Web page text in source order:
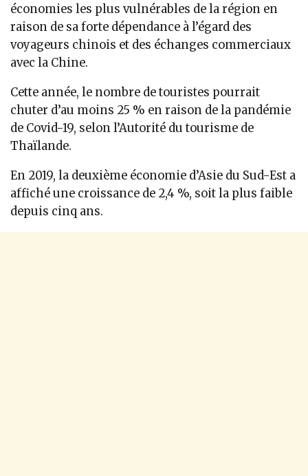
économies les plus vulnérables de la région en
raison de sa forte dépendance à l’égard des
voyageurs chinois et des échanges commerciaux
avec la Chine.
Cette année, le nombre de touristes pourrait
chuter d’au moins 25 % en raison de la pandémie
de Covid-19, selon l’Autorité du tourisme de
Thaïlande.
En 2019, la deuxième économie d’Asie du Sud-Est a
affiché une croissance de 2,4 %, soit la plus faible
depuis cinq ans.